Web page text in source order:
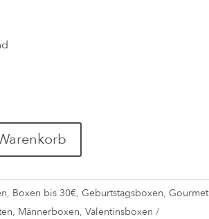
, Boxen bis 30€, Geburtstagsboxen, Gourmet
, Männerboxen, Valentinsboxen